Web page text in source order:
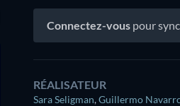
Connectez-vous pour
RÉALISATEUR
Sara Seligman,Guillermo